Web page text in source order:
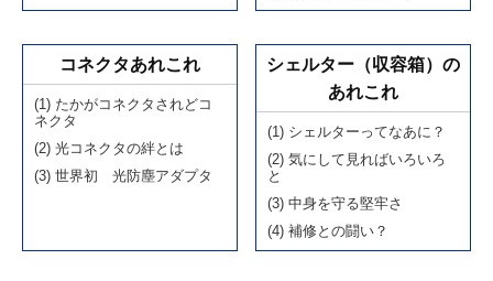
コネクタあれこれ
(1) たかがコネクタされどコ
ネクタ
(2) 光コネクタの絆とは
(3) 世界初 光防塵アダプタ
シェルター（収容箱）の
あれこれ
(1) シェルターってなあに？
(2) 気にして見ればいろいろ
と
(3) 中身を守る堅牢さ
(4) 補修との闘い？